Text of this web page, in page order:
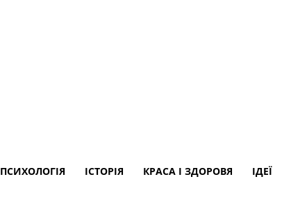
ПСИХОЛОГІЯ ІСТОРІЯ КРАСА І ЗДОРОВЯ ІДЕЇ